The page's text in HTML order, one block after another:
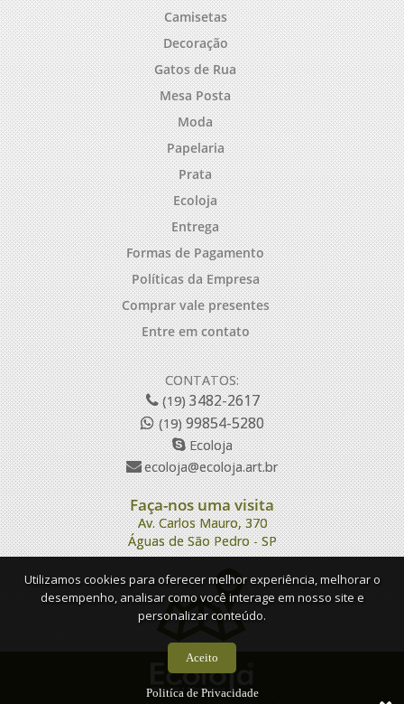
Camisetas
Decoração
Gatos de Rua
Mesa Posta
Moda
Papelaria
Prata
Ecoloja
Entrega
Formas de Pagamento
Políticas da Empresa
Comprar vale presentes
Entre em contato
CONTATOS:
(19)3482-2617
(19)99854-5280
Ecoloja
ecoloja@ecoloja.art.br
Faça-nos uma visita
Av. Carlos Mauro, 370
Águas de São Pedro - SP
Utilizamos cookies para oferecer melhor experiência, melhorar o
desempenho, analisar como você interage em nosso site e
personalizar conteúdo.
Aceito
Politíca de Privacidade